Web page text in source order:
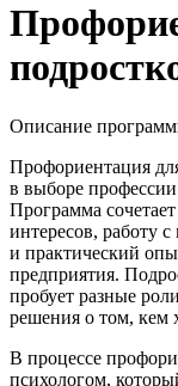
Описание
Профориентация
в выборе
Программа
интересов, работу
и практический
предприятия.
пробует разные
решения о том, кем
В процессе
психологом,